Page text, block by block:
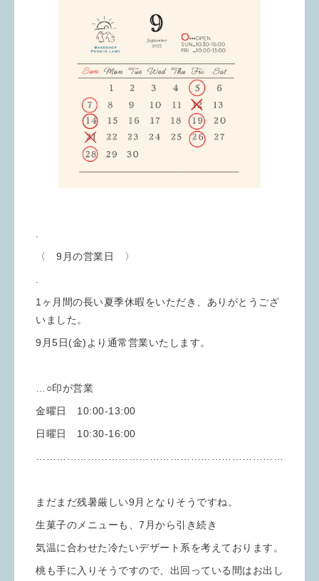
〈 9月の営業日 〉
1ヶ月間の長い夏季休暇をいただき、ありがとうござ
いました。
9月5日(金)より通常営業いたします。
…○印が営業
金曜日 10:00-13:00
日曜日 10:30-16:00
まだまだ残暑厳しい9月となりそうですね。
生菓子のメニューも、7月から引き続き
気温に合わせた冷たいデザート系を考えております。
桃も手に入りそうですので、出回っている間はお出し